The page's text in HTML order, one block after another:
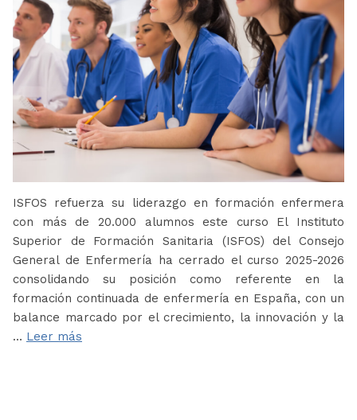
ISFOS refuerza su liderazgo en formación enfermera
con más de 20.000 alumnos este curso El Instituto
Superior de Formación Sanitaria (ISFOS) del Consejo
General de Enfermería ha cerrado el curso 2025-2026
consolidando su posición como referente en la
formación continuada de enfermería en España, con un
balance marcado por el crecimiento, la innovación y la
… Leer más